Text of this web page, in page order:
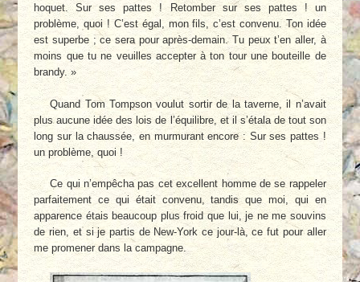
hoquet. Sur ses pattes ! Retomber sur ses pattes ! un
problème, quoi ! C’est égal, mon fils, c’est convenu. Ton idée
est superbe ; ce sera pour après-demain. Tu peux t’en aller, à
moins que tu ne veuilles accepter à ton tour une bouteille de
brandy. »
Quand Tom Tompson voulut sortir de la taverne, il n’avait
plus aucune idée des lois de l’équilibre, et il s’étala de tout son
long sur la chaussée, en murmurant encore : Sur ses pattes !
un problème, quoi !
Ce qui n’empêcha pas cet excellent homme de se rappeler
parfaitement ce qui était convenu, tandis que moi, qui en
apparence étais beaucoup plus froid que lui, je ne me souvins
de rien, et si je partis de New-York ce jour-là, ce fut pour aller
me promener dans la campagne.